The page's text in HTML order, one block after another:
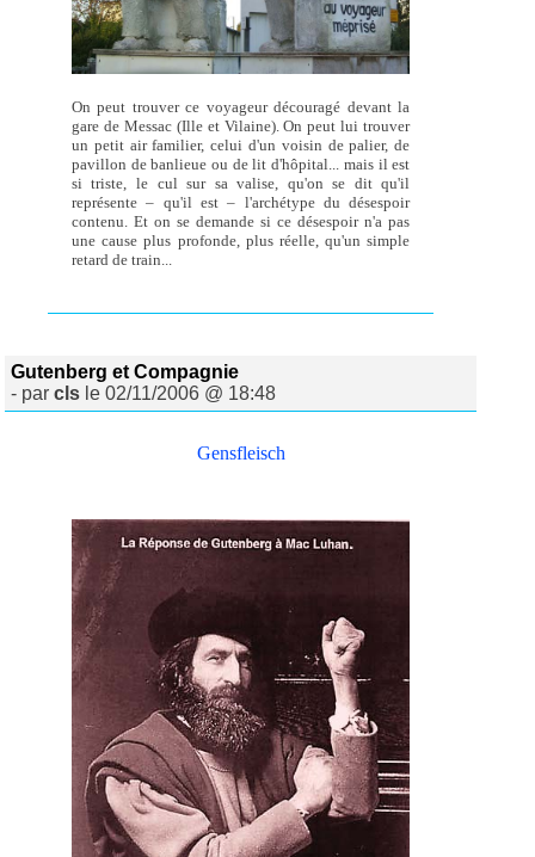
On peut trouver ce voyageur découragé devant la
gare de Messac (Ille et Vilaine). On peut lui trouver
un petit air familier, celui d'un voisin de palier, de
pavillon de banlieue ou de lit d'hôpital... mais il est
si triste, le cul sur sa valise, qu'on se dit qu'il
représente – qu'il est – l'archétype du désespoir
contenu. Et on se demande si ce désespoir n'a pas
une cause plus profonde, plus réelle, qu'un simple
retard de train...
Gutenberg et Compagnie
- parcls le 02/11/2006 @ 18:48
Gensfleisch